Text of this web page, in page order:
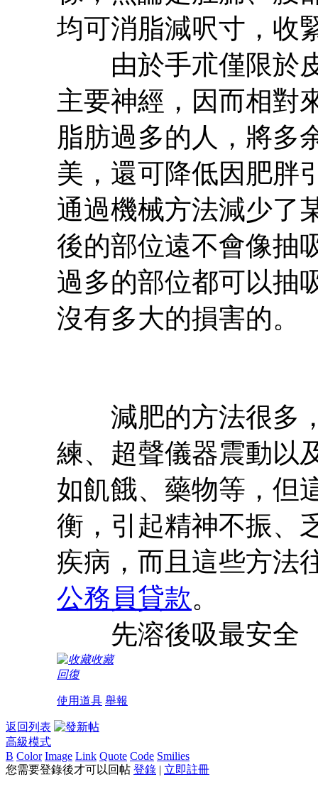
均可消脂減呎寸，收
由於手朮僅限於皮
主要神經，因而相對
脂肪過多的人，將多
美，還可降低因肥胖
通過機械方法減少了
後的部位遠不會像抽
過多的部位都可以抽
沒有多大的損害的。
減肥的方法很多，
練、超聲儀器震動以
如飢餓、藥物等，但
衡，引起精神不振、
疾病，而且這些方法
公務員貸款。
先溶後吸最安全
收藏
回復
使用道具 舉報
返回列表
高級模式
B Color Image Link Quote Code Smilies
您需要登錄後才可以回帖 登錄 | 立即註冊